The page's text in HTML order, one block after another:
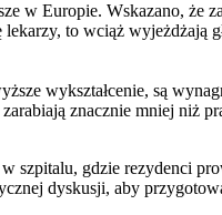
w Europie. Wskazano, że
to wciąż wyjeżdżają
wykształcenie, są
znacznie mniej niż
szpitalu, gdzie rezydenci
dyskusji, aby